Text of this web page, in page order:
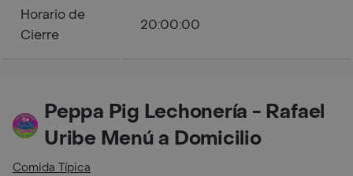
Horario de
Cierre
20:00:00
Peppa Pig Lechonería - Rafael
Uribe Menú a Domicilio
Comida Típica